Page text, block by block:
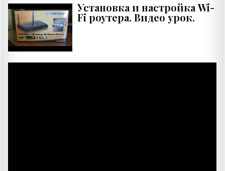
Установка и настройка Wi-
Fi роутера. Видео урок.